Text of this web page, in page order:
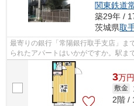
関東鉄道
築29年 /
茨城県取
最寄りの銀行「常陽銀行取手支店」ま
られたアパートはいかがですか。駅ま
です。住みやすさを考えた、レイアウト
3万円
敷金
2階 /